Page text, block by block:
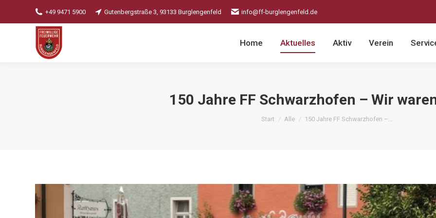
+49 9471 5900 Gutenbergstraße 3, 93133 Burglengenfeld info@ff-burglengenfeld.de
Home Aktuelles Aktiv Verein
150 Jahre FF Schwarzhofen – Wir
Sie befinden sich hier:
Start Alle 150 Jahre FF Schwarzhofen –…